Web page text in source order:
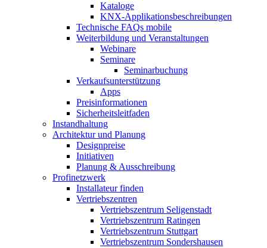
Kataloge
KNX-Applikationsbeschreibungen
Technische FAQs mobile
Weiterbildung und Veranstaltungen
Webinare
Seminare
Seminarbuchung
Verkaufsunterstützung
Apps
Preisinformationen
Sicherheitsleitfaden
Instandhaltung
Architektur und Planung
Designpreise
Initiativen
Planung & Ausschreibung
Profinetzwerk
Installateur finden
Vertriebszentren
Vertriebszentrum Seligenstadt
Vertriebszentrum Ratingen
Vertriebszentrum Stuttgart
Vertriebszentrum Sondershausen